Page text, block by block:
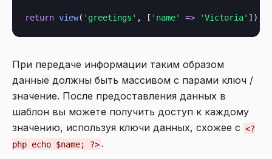
return view( 'greetings' , [ 'name' => 'Victoria'
При передаче информации таким образом
данные должны быть массивом с парами ключ /
значение. После предоставления данных в
шаблон вы можете получить доступ к каждому
значению, используя ключи данных, схожее с <?
php echo $name; ?> .